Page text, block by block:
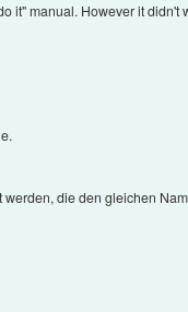
it" manual. However it didn't
werden, die den gleichen